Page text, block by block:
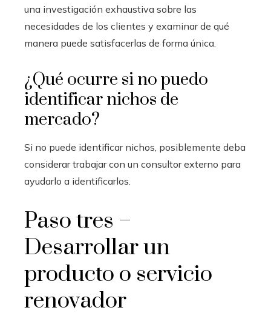
una investigación exhaustiva sobre las
necesidades de los clientes y examinar de qué
manera puede satisfacerlas de forma única.
¿Qué ocurre si no puedo
identificar nichos de
mercado?
Si no puede identificar nichos, posiblemente deba
considerar trabajar con un consultor externo para
ayudarlo a identificarlos.
Paso tres –
Desarrollar un
producto o servicio
renovador